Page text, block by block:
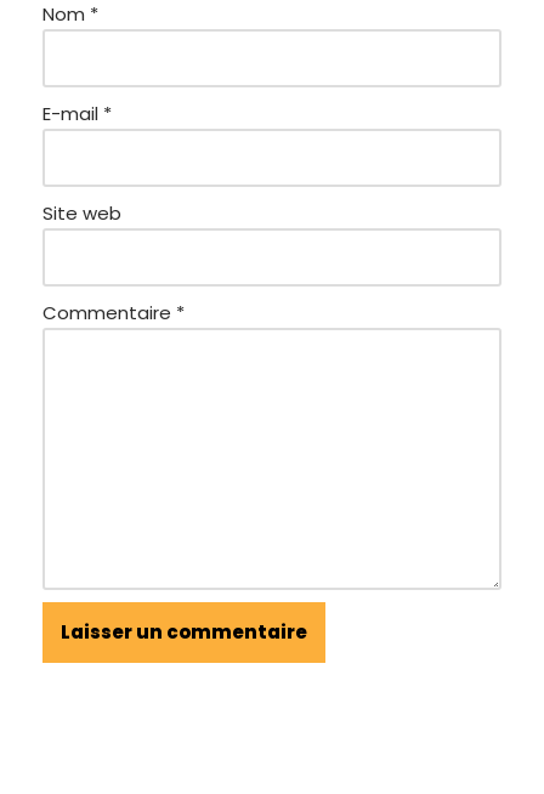
Nom *
E-mail *
Site web
Commentaire *